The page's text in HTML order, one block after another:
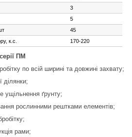
3
5
45
к.с.
170-220
ПМ
по всій ширині та довжині захвату;
ділянки;
ущільнення ґрунту;
рослинними рештками елементів;
рами;